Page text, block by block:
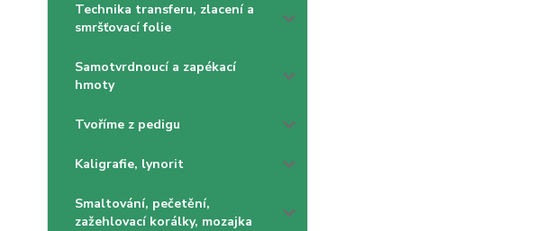
Technika transferu, zlacení a
smršťovací folie
Samotvrdnoucí a zapékací
hmoty
Tvoříme z pedigu
Kaligrafie, lynorit
Smaltování, pečetění,
zažehlovací korálky, mozajka